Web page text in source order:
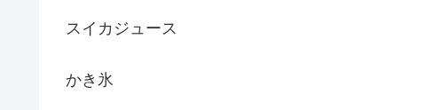
スイカジュース
かき氷